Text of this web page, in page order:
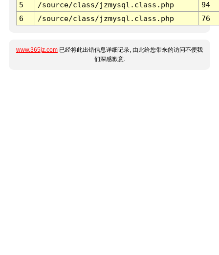
5
/source/class/jzmysql.class.php
94
6
/source/class/jzmysql.class.php 76
www.365jz.com 已经将此出错信息详细记录, 由此给您带来的访问不便我
们深感歉意.